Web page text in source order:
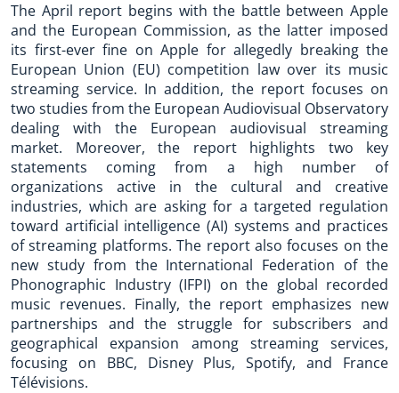
The April report begins with the battle between Apple
and the European Commission, as the latter imposed
its first-ever fine on Apple for allegedly breaking the
European Union (EU) competition law over its music
streaming service. In addition, the report focuses on
two studies from the European Audiovisual Observatory
dealing with the European audiovisual streaming
market. Moreover, the report highlights two key
statements coming from a high number of
organizations active in the cultural and creative
industries, which are asking for a targeted regulation
toward artificial intelligence (AI) systems and practices
of streaming platforms. The report also focuses on the
new study from the International Federation of the
Phonographic Industry (IFPI) on the global recorded
music revenues. Finally, the report emphasizes new
partnerships and the struggle for subscribers and
geographical expansion among streaming services,
focusing on BBC, Disney Plus, Spotify, and France
Télévisions.